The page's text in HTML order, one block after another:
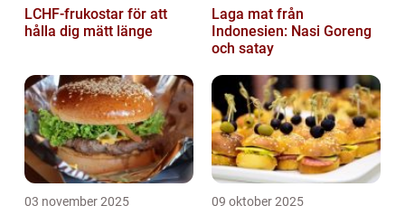
LCHF-frukostar för att
hålla dig mätt länge
Laga mat från
Indonesien: Nasi Goreng
och satay
03 november 2025 09 oktober 2025